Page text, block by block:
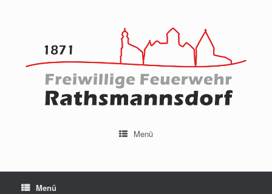
Menü
Menü